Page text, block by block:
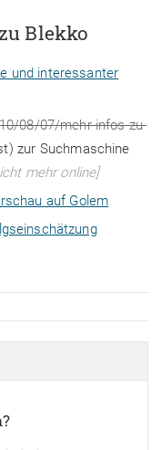
Blekko
und interessanter
08/07/mehr-infos-zu-
zur Suchmaschine
mehr online]
auf Golem